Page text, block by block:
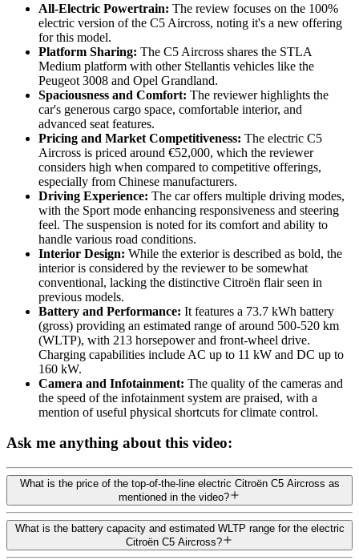
All-Electric Powertrain: The review focuses on the 100%
electric version of the C5 Aircross, noting it's a new offering
for this model.
Platform Sharing: The C5 Aircross shares the STLA
Medium platform with other Stellantis vehicles like the
Peugeot 3008 and Opel Grandland.
Spaciousness and Comfort: The reviewer highlights the
car's generous cargo space, comfortable interior, and
advanced seat features.
Pricing and Market Competitiveness: The electric C5
Aircross is priced around €52,000, which the reviewer
considers high when compared to competitive offerings,
especially from Chinese manufacturers.
Driving Experience: The car offers multiple driving modes,
with the Sport mode enhancing responsiveness and steering
feel. The suspension is noted for its comfort and ability to
handle various road conditions.
Interior Design: While the exterior is described as bold, the
interior is considered by the reviewer to be somewhat
conventional, lacking the distinctive Citroën flair seen in
previous models.
Battery and Performance: It features a 73.7 kWh battery
(gross) providing an estimated range of around 500-520 km
(WLTP), with 213 horsepower and front-wheel drive.
Charging capabilities include AC up to 11 kW and DC up to
160 kW.
Camera and Infotainment: The quality of the cameras and
the speed of the infotainment system are praised, with a
mention of useful physical shortcuts for climate control.
Ask me anything about this video:
What is the price of the top-of-the-line electric Citroën C5 Aircross as
mentioned in the video?
What is the battery capacity and estimated WLTP range for the electric
Citroën C5 Aircross?